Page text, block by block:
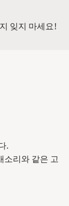
잊지 마세요!
.
소리와 같은 고